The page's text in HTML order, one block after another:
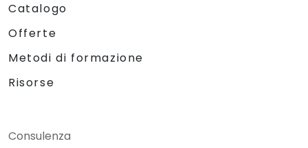
Catalogo
Offerte
Metodi di formazione
Risorse
Consulenza